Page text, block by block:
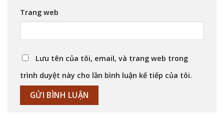
Trang web
Lưu tên của tôi, email, và trang web trong
trình duyệt này cho lần bình luận kế tiếp của tôi.